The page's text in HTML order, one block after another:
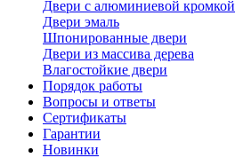
Двери с алюминиевой кромкой
Двери эмаль
Шпонированные двери
Двери из массива дерева
Влагостойкие двери
Порядок работы
Вопросы и ответы
Сертификаты
Гарантии
Новинки